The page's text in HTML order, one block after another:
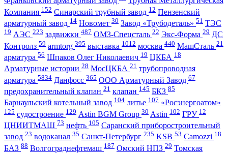
Компания 152 Синарский трубный завод 12 Пензенский
арматурный завод 14 Новомет 30 Завод «Трубодеталь» 51 ТЭС
19 АЭС 223 задвижки 487 ОМЗ-Спецсталь 22 Экс-Форма 29 ДС
Контролз 59 armtorg 395 выставка 1012 москва 440 МашСталь 21
арматура 56 Шпаков Олег Николаевич 19 ЦКБА 18
Арматурные истории 28 МосЦКБА 21 трубопроводная
арматура 5834 Данфосс 365 ООО Арматурный Завод 67
предохранительный клапан 21 клапан 145 БКЗ 85
Барнаульский котельный завод 104 литье 107 «Росэнергоатом»
125 судостроение 129 Astin BGM Group 30 Astin 102 ГРУ 12
ЦНИИТМАШ 73 нефть 105 Саранский приборостроительный
завод 23 водоканал 35 Санкт-Петербург 235 KSB 53 Camozzi 18
БАЗ 88 Волгограднефтемаш 187 Омский НПЗ 29 Томская